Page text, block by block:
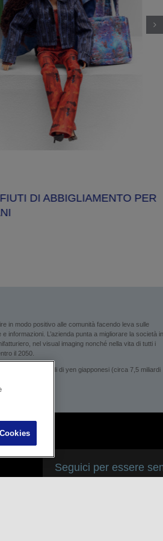
DI ABBIGLIAMENTO PER
in modo positivo alle comunità facendo leva sulle
informazioni. L’azienda punta a migliorare la società in
nel visual imaging nonché nella vita di tutti i
il 2050.
1.000 miliardi di yen giapponesi (circa 7,5 miliardi
Seguici per essere